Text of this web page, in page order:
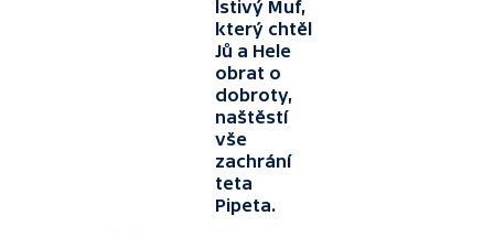
lstivý Muf,
který chtěl
Jů a Hele
obrat o
dobroty,
naštěstí
vše
zachrání
teta
Pipeta.